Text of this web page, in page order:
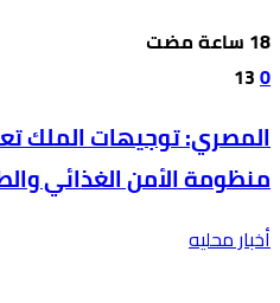
0
13
المصري: توجيهات الملك
منظومة الأمن الغذائي
أخبار محليه